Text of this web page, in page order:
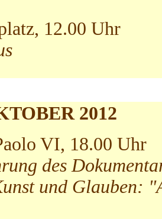
12.00 Uhr
2012
VI, 18.00 Uhr
des
und Glauben: